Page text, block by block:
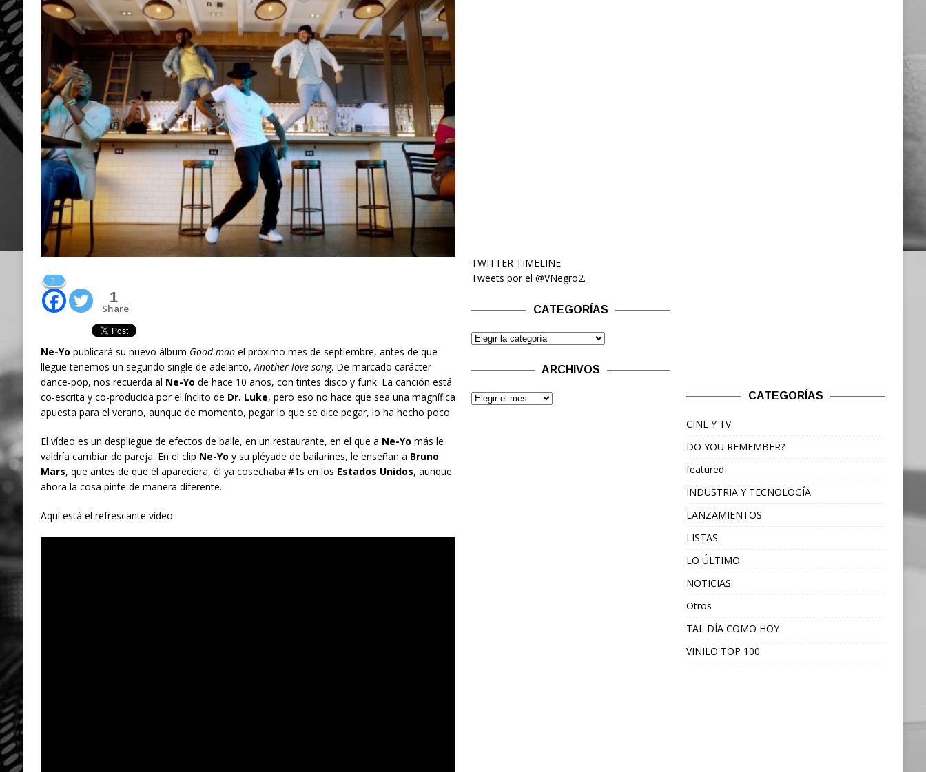
1
1
Share
Ne-Yo publicará su nuevo álbum Good manel próximo mes de septiembre, antes de que
llegue tenemos un segundo single de adelanto, Another love song. De marcado carácter
dance-pop, nos recuerda al Ne-Yo de hace 10 años, con tintes disco y funk. La canción está
co-escrita y co-producida por el ínclito de Dr. Luke, pero eso no hace que sea una magnífica
apuesta para el verano, aunque de momento, pegar lo que se dice pegar, lo ha hecho poco.
El vídeo es un despliegue de efectos de baile, en un restaurante, en el que a Ne-Yo más le
valdría cambiar de pareja. En el clip Ne-Yo y su pléyade de bailarines, le enseñan a Bruno
Mars, que antes de que él apareciera, él ya cosechaba #1s en los Estados Unidos, aunque
ahora la cosa pinte de manera diferente.
Aquí está el refrescante vídeo
TWITTER TIMELINE
Tweets por el @VNegro2.
CATEGORÍAS
ARCHIVOS
CATEGORÍAS
CINE Y TV
DO YOU REMEMBER?
featured
INDUSTRIA Y TECNOLOGÍA
LANZAMIENTOS
LISTAS
LO ÚLTIMO
NOTICIAS
Otros
TAL DÍA COMO HOY
VINILO TOP 100